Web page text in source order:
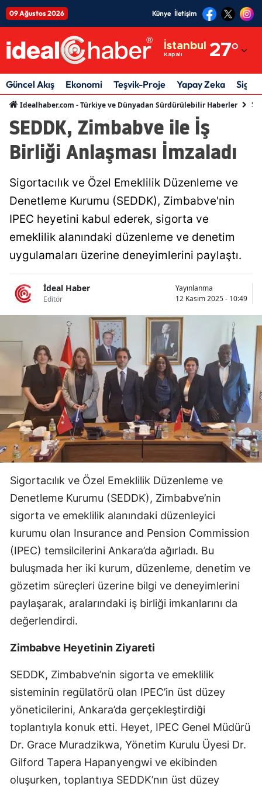
09 Ağustos 2026 Künye İletişim
İstanbul
Kapalı 27°
Adıyaman
Afyonkarahisar
Ağrı
Amasya
Ankara
Antalya
Artvin
Aydın
Balıkesir
Bilecik
Bingöl
Bitlis
Bolu
Burdur
Bursa
Çanakkale
Çankırı
Çorum
Diyarbakır
Edirne
Erzincan
Erzurum
Giresun
Gümüşhane
Hakkari
Isparta
Güncel Akış Ekonomi Teşvik-Proje Yapay Zeka
Idealhaber.com - Türkiye ve Dünyadan Sürdürülebilir Haberler
SEDDK, Zimbabve ile İş
Birliği Anlaşması İmzaladı
Sigortacılık ve Özel Emeklilik Düzenleme ve
Denetleme Kurumu (SEDDK), Zimbabve'nin
IPEC heyetini kabul ederek, sigorta ve
emeklilik alanındaki düzenleme ve denetim
uygulamaları üzerine deneyimlerini paylaştı.
İdeal Haber
Editör
Yayınlanma
12 Kasım 2025 - 10:49
Sigortacılık ve Özel Emeklilik Düzenleme ve
Denetleme Kurumu (SEDDK), Zimbabve’nin
sigorta ve emeklilik alanındaki düzenleyici
kurumu olan Insurance and Pension Commission
(IPEC) temsilcilerini Ankara’da ağırladı. Bu
buluşmada her iki kurum, düzenleme, denetim ve
gözetim süreçleri üzerine bilgi ve deneyimlerini
paylaşarak, aralarındaki iş birliği imkanlarını da
değerlendirdi.
Zimbabve Heyetinin Ziyareti
SEDDK, Zimbabve’nin sigorta ve emeklilik
sisteminin regülatörü olan IPEC’in üst düzey
yöneticilerini, Ankara’da gerçekleştirdiği
toplantıyla konuk etti. Heyet, IPEC Genel Müdürü
Dr. Grace Muradzikwa, Yönetim Kurulu Üyesi Dr.
Gilford Tapera Hapanyengwi ve ekibinden
oluşurken, toplantıya SEDDK’nın üst düzey